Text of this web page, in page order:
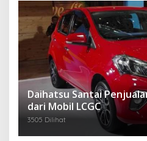
Daihatsu Santai
dari Mobil LCGC
3505 Dilihat